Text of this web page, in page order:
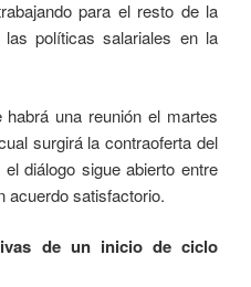
para el resto de la
las políticas salariales en la
una reunión el martes
surgirá la contraoferta del
diálogo sigue abierto entre
acuerdo satisfactorio.
de un inicio de ciclo